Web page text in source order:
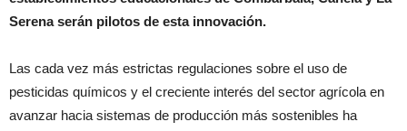
Serena serán pilotos de esta innovación.
Las cada vez más estrictas regulaciones sobre el uso de
pesticidas químicos y el creciente interés del sector agrícola en
avanzar hacia sistemas de producción más sostenibles ha